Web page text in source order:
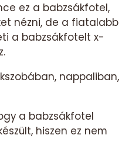
ez a babzsákfotel,
nézni, de a fiatalabb
a babzsákfotelt x-
nappaliban,
a babzsákfotel
hiszen ez nem